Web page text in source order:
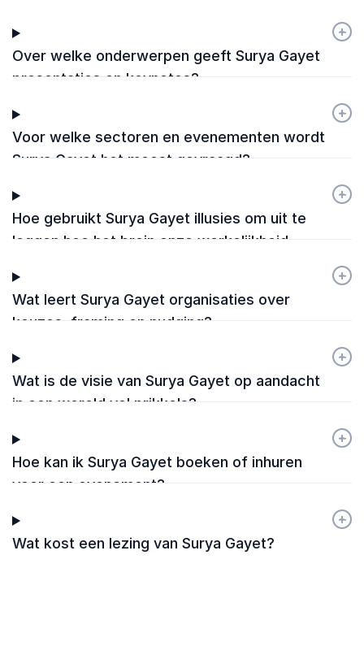
Over welke onderwerpen geeft Surya Gayet
presentaties en keynotes?
+
-
Voor welke sectoren en evenementen wordt
Surya Gayet het meest gevraagd?
+
-
Hoe gebruikt Surya Gayet illusies om uit te
leggen hoe het brein onze werkelijkheid
+
-
Wat leert Surya Gayet organisaties over
keuzes, framing en nudging?
+
-
Wat is de visie van Surya Gayet op aandacht
in een wereld vol prikkels?
+
-
Hoe kan ik Surya Gayet boeken of inhuren
voor een evenement?
+
-
Wat kost een lezing van Surya Gayet?
+
-